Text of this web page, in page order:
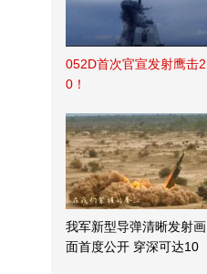
052D首次官宣发射鹰击2
0！
我军新型导弹清晰发射画
面首度公开 穿深可达10